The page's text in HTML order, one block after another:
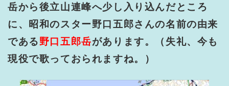
岳から後立山連峰へ少し入り込んだところ
に、昭和のスター野口五郎さんの名前の由来
である野口五郎岳があります。（失礼、今も
現役で歌っておられますね。）